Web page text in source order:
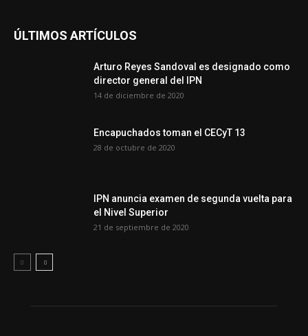
ÚLTIMOS ARTÍCULOS
Arturo Reyes Sandoval es designado como
director general del IPN
14 de diciembre de 2020
Encapuchados toman el CECyT 13
28 de octubre de 2020
IPN anuncia examen de segunda vuelta para
el Nivel Superior
21 de septiembre de 2020